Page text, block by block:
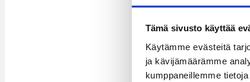
Tämä sivusto käyttää
Käytämme evästeitä
ja kävijämäärämme
kumppaneillemme